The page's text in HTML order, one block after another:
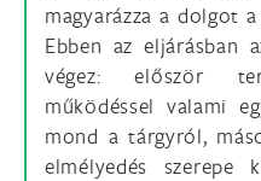
magyarázza a dolgot
Ebben az eljárásban
végez: először
működéssel valami
mond a tárgyról,
elmélyedés